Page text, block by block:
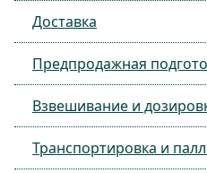
Доставка
Предпродажная
Взвешивание и
Транспортировка и